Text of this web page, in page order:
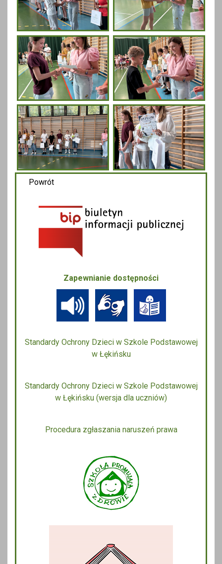
Powrót
Zapewnianie dostępności
Standardy Ochrony Dzieci w Szkole Podstawowej
w Łękińsku
Standardy Ochrony Dzieci w Szkole Podstawowej
w Łękińsku (wersja dla uczniów)
Procedura zgłaszania naruszeń prawa